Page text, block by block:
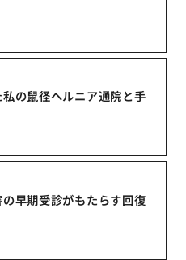
の鼠径ヘルニア通院と手
早期受診がもたらす回復